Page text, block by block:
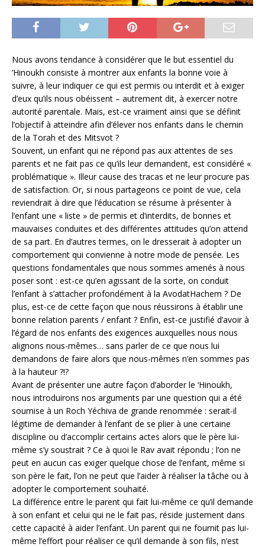
Nous avons tendance à considérer que le but essentiel du
‘Hinoukh consiste à montrer aux enfants la bonne voie à
suivre, à leur indiquer ce qui est permis ou interdit et à exiger
d’eux qu’ils nous obéissent – autrement dit, à exercer notre
autorité parentale. Mais, est-ce vraiment ainsi que se définit
l’objectif à atteindre afin d’élever nos enfants dans le chemin
de la Torah et des Mitsvot ?
Souvent, un enfant qui ne répond pas aux attentes de ses
parents et ne fait pas ce qu’ils leur demandent, est considéré «
problématique ». Illeur cause des tracas et ne leur procure pas
de satisfaction. Or, si nous partageons ce point de vue, cela
reviendrait à dire que l’éducation se résume à présenter à
l’enfant une « liste » de permis et d’interdits, de bonnes et
mauvaises conduites et des différentes attitudes qu’on attend
de sa part. En d’autres termes, on le dresserait à adopter un
comportement qui convienne à notre mode de pensée. Les
questions fondamentales que nous sommes amenés à nous
poser sont : est-ce qu’en agissant de la sorte, on conduit
l’enfant à s’attacher profondément à la AvodatHachem ? De
plus, est-ce de cette façon que nous réussirons à établir une
bonne relation parents / enfant ? Enfin, est-ce justifié d’avoir à
l’égard de nos enfants des exigences auxquelles nous nous
alignons nous-mêmes… sans parler de ce que nous lui
demandons de faire alors que nous-mêmes n’en sommes pas
à la hauteur ?!?
Avant de présenter une autre façon d’aborder le ‘Hinoukh,
nous introduirons nos arguments par une question qui a été
soumise à un Roch Yéchiva de grande renommée : serait-il
légitime de demander à l’enfant de se plier à une certaine
discipline ou d’accomplir certains actes alors que le père lui-
même s’y soustrait ? Ce à quoi le Rav avait répondu ; l’on ne
peut en aucun cas exiger quelque chose de l’enfant, même si
son père le fait, l’on ne peut que l’aider à réaliser la tâche ou à
adopter le comportement souhaité.
La différence entre le parent qui fait lui-même ce qu’il demande
à son enfant et celui qui ne le fait pas, réside justement dans
cette capacité à aider l’enfant. Un parent qui ne fournit pas lui-
même l’effort pour réaliser ce qu’il demande à son fils, n’est